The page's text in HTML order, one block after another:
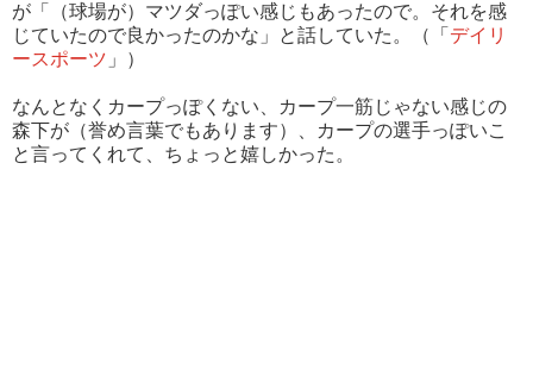
が「（球場が）マツダっぽい感じもあったので。それを感
じていたので良かったのかな」と話していた。（「 デイリ
ースポーツ 」）
なんとなくカープっぽくない、カープ一筋じゃない感じの
森下が（誉め言葉でもあります）、カープの選手っぽいこ
と言ってくれて、ちょっと嬉しかった。